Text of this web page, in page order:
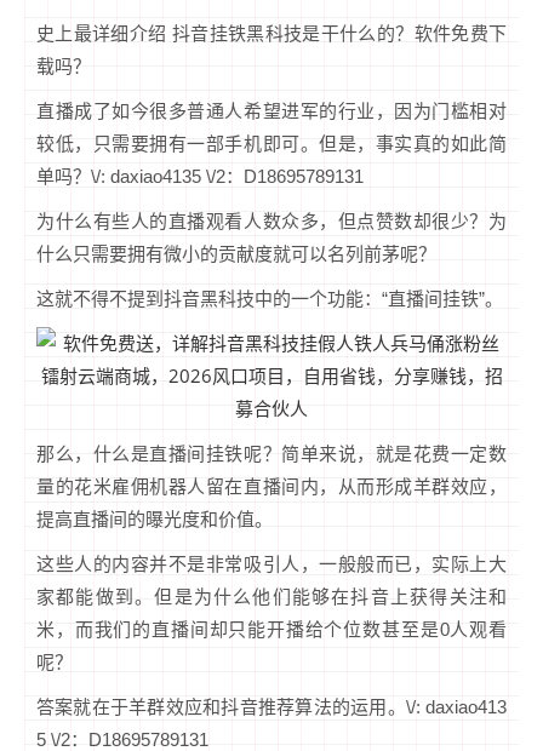
史上最详细介绍 抖音挂铁黑科技是干什么的？软件免费下
载吗？
直播成了如今很多普通人希望进军的行业，因为门槛相对
较低，只需要拥有一部手机即可。但是，事实真的如此简
单吗？\/: daxiao4135 \/2：D18695789131
为什么有些人的直播观看人数众多，但点赞数却很少？为
什么只需要拥有微小的贡献度就可以名列前茅呢？
这就不得不提到抖音黑科技中的一个功能：“直播间挂铁”。
那么，什么是直播间挂铁呢？简单来说，就是花费一定数
量的花米雇佣机器人留在直播间内，从而形成羊群效应，
提高直播间的曝光度和价值。
这些人的内容并不是非常吸引人，一般般而已，实际上大
家都能做到。但是为什么他们能够在抖音上获得关注和
米，而我们的直播间却只能开播给个位数甚至是0人观看
呢？
答案就在于羊群效应和抖音推荐算法的运用。\/: daxiao413
5 \/2：D18695789131